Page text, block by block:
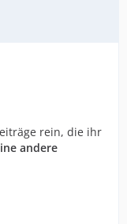
rein, die ihr
andere